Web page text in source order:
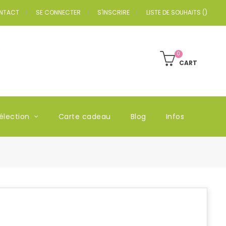
SE CONNECTER S'INSCRIRE LISTE DE SOUHAITS ()
0
CART
Carte cadeau Blog Infos